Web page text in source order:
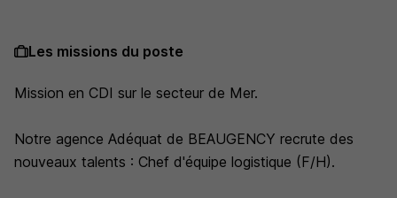
Les missions du poste
Mission en CDI sur le secteur de Mer.
Notre agence Adéquat de BEAUGENCY recrute des
nouveaux talents : Chef d'équipe logistique (F/H).